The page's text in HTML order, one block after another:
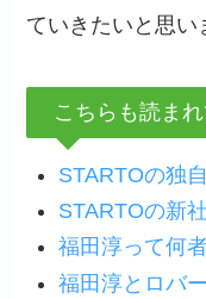
ていきたいと思い
こちらも読まれ
STARTOの独
STARTOの新
福田淳って何
福田淳とロバ